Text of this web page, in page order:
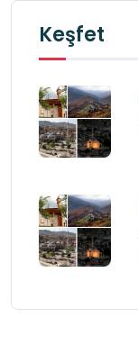
Keşfet